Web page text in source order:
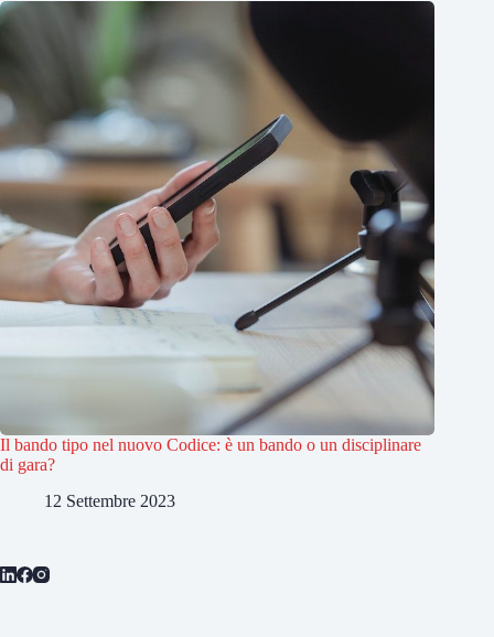
Il bando tipo nel nuovo Codice: è un bando o un disciplinare
di gara?
12 Settembre 2023